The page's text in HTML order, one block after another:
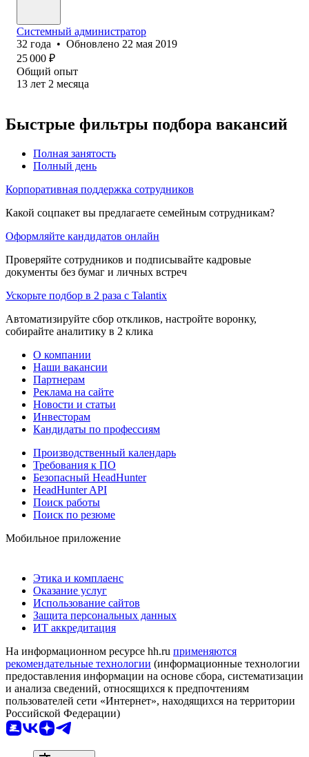
Системный администратор
32 года • Обновлено 22 мая 2019
25 000 ₽
Общий опыт
13 лет 2 месяца
Быстрые фильтры подбора вакансий
Полная занятость
Полный день
Корпоративная поддержка сотрудников
Какой соцпакет вы предлагаете семейным сотрудникам?
Оформляйте кандидатов онлайн
Проверяйте сотрудников и подписывайте кадровые
документы без бумаг и личных встреч
Ускорьте подбор в 2 раза с Talantix
Автоматизируйте сбор откликов, настройте воронку,
собирайте аналитику в 2 клика
О компании
Наши вакансии
Партнерам
Реклама на сайте
Новости и статьи
Инвесторам
Кандидаты по профессиям
Производственный календарь
Требования к ПО
Безопасный HeadHunter
HeadHunter API
Поиск работы
Поиск по резюме
Мобильное приложение
Этика и комплаенс
Оказание услуг
Использование сайтов
Защита персональных данных
ИТ аккредитация
На информационном ресурсе hh.ru применяются
рекомендательные технологии (информационные технологии
предоставления информации на основе сбора, систематизации
и анализа сведений, относящихся к предпочтениям
пользователей сети «Интернет», находящихся на территории
Российской Федерации)